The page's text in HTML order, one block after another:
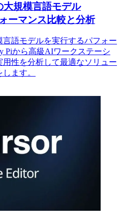
大規模言語モデル
ーマンス比較と分析
語モデルを実行するパフォー
Piから高級AIワークステーシ
性を分析して最適なソリュー
ます。